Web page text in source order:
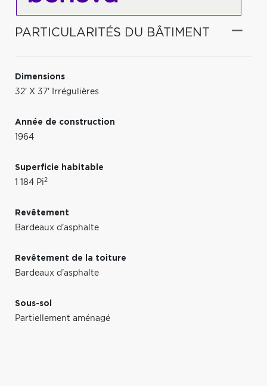
PARTICULARITÉS DU BÂTIMENT
Dimensions
32' X 37' Irrégulières
Année de construction
1964
Superficie habitable
1 184 Pi2
Revêtement
Bardeaux d'asphalte
Revêtement de la toiture
Bardeaux d'asphalte
Sous-sol
Partiellement aménagé